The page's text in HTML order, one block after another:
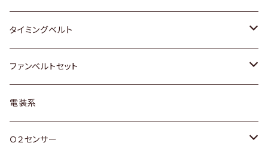
三菱
スバル
日野
クライスラー
ダイハツ
マツダ
三菱
スバル
ホンダ
マツダ
スズキ
ダイハツ
マツダ
三菱
ホンダ
スズキ
日産
ダイハツ
タイミングベルト
トヨタ
スズキ
ダイハツ
ファンベルトセット
トヨタ
ホンダ
電装系
Ｏ２センサー